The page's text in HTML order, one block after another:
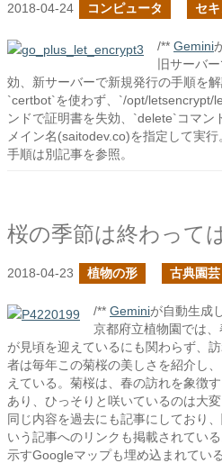
2018-04-24 コンピュータ セ
/** Gemini
旧サーバ
効、新サーバーで新規発行の手順を解
`certbot`を使わず、`/opt/letsencrypt/
ンドで証明書を失効、`delete`コマン
メイン名(saitodev.co)を指定して実
手順は別記事を参照。
桜の季節は終わって
2018-04-23 植物の形 古典園芸
/** Geminiが自動生成
京都府立植物園では
が見頃を迎えているにも関わらず、
者は毎年この菊桜の美しさを紹介し
えている。菊桜は、春の訪れを象徴
あり、ひっそりと咲いているのは大
同じ内容を過去にも記事にしており
いう記事へのリンクも掲載されてい
示すGoogleマップも埋め込まれている